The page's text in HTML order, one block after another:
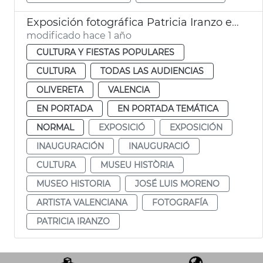
Exposición fotográfica Patricia Iranzo en el Museo Historia de València
modificado hace 1 año
CULTURA Y FIESTAS POPULARES
CULTURA
TODAS LAS AUDIENCIAS
OLIVERETA
VALENCIA
EN PORTADA
EN PORTADA TEMÁTICA
NORMAL
EXPOSICIÓ
EXPOSICIÓN
INAUGURACIÓN
INAUGURACIÓ
CULTURA
MUSEU HISTÒRIA
MUSEO HISTORIA
JOSÉ LUIS MORENO
ARTISTA VALENCIANA
FOTOGRAFÍA
PATRICIA IRANZO